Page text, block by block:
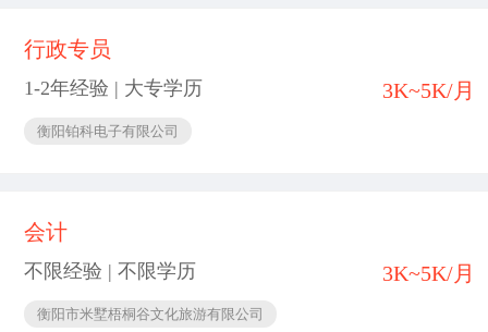
行政专员
1-2年经验 | 大专学历
衡阳铂科电子有限公司
3K~5K/月
会计
不限经验 | 不限学历
衡阳市米墅梧桐谷文化旅游有限公司
3K~5K/月